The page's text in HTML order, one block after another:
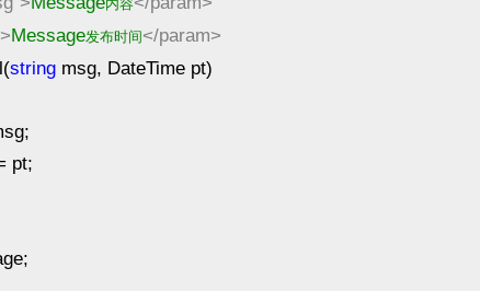
内容
Message发布时间</param>
stringmsg, DateTime pt)
pt;